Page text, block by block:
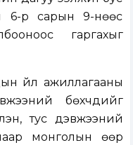
6-р сарын 9-нөөс
гаргахыг
үйл ажиллагааны
бөхчүүдийг
тус дэвжээний
монголын өөр